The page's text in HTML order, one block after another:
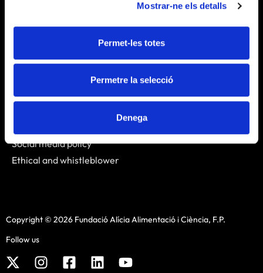
Mostrar-ne els detalls
Permet-les totes
Permetre la selecció
Denega
Contact us
Links
Legal notice
Social media policy
Ethical and whistleblower
Copyright © 2026 Fundació Alícia Alimentació i Ciència, F.P.
Follow us